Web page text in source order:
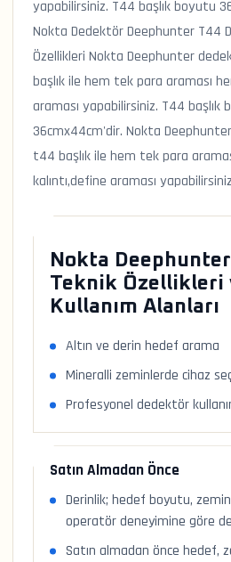
yapabilirsiniz. T44 başlık boyutu
Nokta Dedektör Deephunter T44
Özellikleri Nokta Deephunter
başlık ile hem tek para araması
araması yapabilirsiniz. T44 başlık
36cmx44cm'dir. Nokta
t44 başlık ile hem tek para
kalıntı,define araması
Nokta
Teknik Özellikleri
Kullanım Alanları
Altın ve derin hedef arama
Mineralli zeminlerde cihaz
Profesyonel dedektör
Satın Almadan Önce
Derinlik; hedef boyutu,
operatör deneyimine göre
Satın almadan önce hedef,